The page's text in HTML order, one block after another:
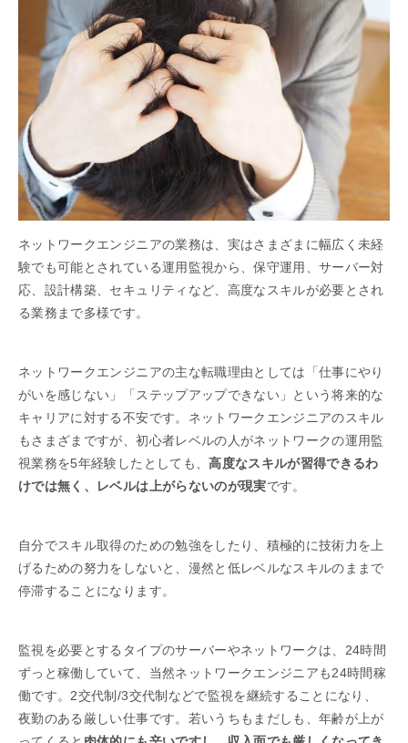
ネットワークエンジニアの業務は、実はさまざまに幅広く未経
験でも可能とされている運用監視から、保守運用、サーバー対
応、設計構築、セキュリティなど、高度なスキルが必要とされ
る業務まで多様です。
ネットワークエンジニアの主な転職理由としては「仕事にやり
がいを感じない」「ステップアップできない」という将来的な
キャリアに対する不安です。ネットワークエンジニアのスキル
もさまざまですが、初心者レベルの人がネットワークの運用監
視業務を5年経験したとしても、高度なスキルが習得できるわ
けでは無く、レベルは上がらないのが現実です。
自分でスキル取得のための勉強をしたり、積極的に技術力を上
げるための努力をしないと、漫然と低レベルなスキルのままで
停滞することになります。
監視を必要とするタイプのサーバーやネットワークは、24時間
ずっと稼働していて、当然ネットワークエンジニアも24時間稼
働です。2交代制/3交代制などで監視を継続することになり、
夜勤のある厳しい仕事です。若いうちもまだしも、年齢が上が